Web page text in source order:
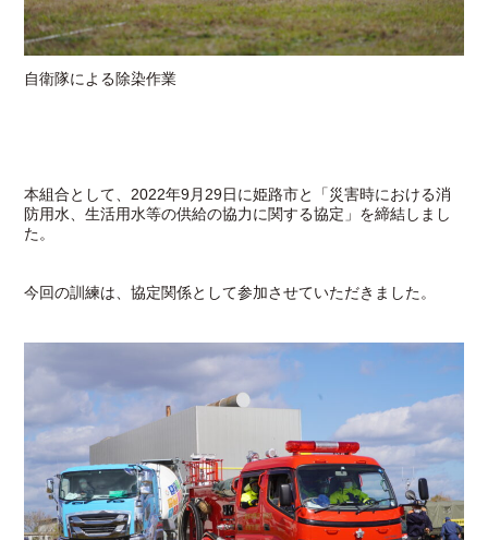
自衛隊による除染作業
本組合として、2022年9月29日に姫路市と「災害時における消
防用水、生活用水等の供給の協力に関する協定」を締結しまし
た。
今回の訓練は、協定関係として参加させていただきました。